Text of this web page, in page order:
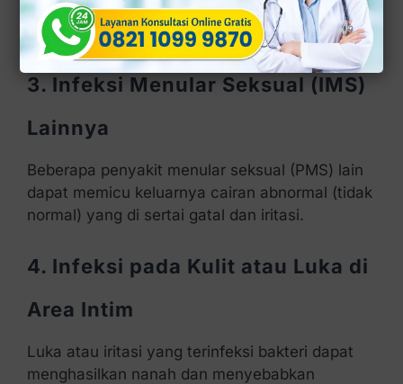
cairan abnormal (tidak normal) dari area
kelamin.
3. Infeksi Menular Seksual (IMS)
Lainnya
Beberapa penyakit menular seksual (PMS) lain
dapat memicu keluarnya cairan abnormal (tidak
normal) yang di sertai gatal dan iritasi.
4. Infeksi pada Kulit atau Luka di
Area Intim
Luka atau iritasi yang terinfeksi bakteri dapat
menghasilkan nanah dan menyebabkan